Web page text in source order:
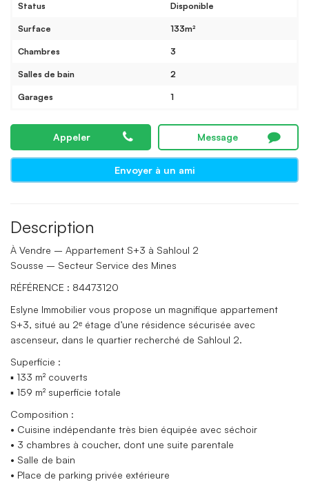
Status Disponible
Surface 133m²
Chambres 3
Salles de bain 2
Garages 1
Appeler Message
Envoyer à un ami
Description
À Vendre – Appartement S+3 à Sahloul 2
Sousse – Secteur Service des Mines
RÉFÉRENCE : 84473120
Eslyne Immobilier vous propose un magnifique appartement
S+3, situé au 2ᵉ étage d’une résidence sécurisée avec
ascenseur, dans le quartier recherché de Sahloul 2.
Superficie :
▪ 133 m² couverts
▪ 159 m² superficie totale
Composition :
• Cuisine indépendante très bien équipée avec séchoir
• 3 chambres à coucher, dont une suite parentale
• Salle de bain
• Place de parking privée extérieure